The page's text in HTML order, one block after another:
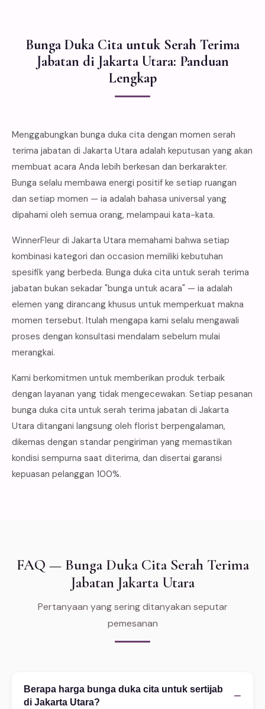
Bunga Duka Cita untuk Serah Terima
Jabatan di Jakarta Utara: Panduan
Lengkap
Menggabungkan bunga duka cita dengan momen serah
terima jabatan di Jakarta Utara adalah keputusan yang akan
membuat acara Anda lebih berkesan dan berkarakter.
Bunga selalu membawa energi positif ke setiap ruangan
dan setiap momen — ia adalah bahasa universal yang
dipahami oleh semua orang, melampaui kata-kata.
WinnerFleur di Jakarta Utara memahami bahwa setiap
kombinasi kategori dan occasion memiliki kebutuhan
spesifik yang berbeda. Bunga duka cita untuk serah terima
jabatan bukan sekadar "bunga untuk acara" — ia adalah
elemen yang dirancang khusus untuk memperkuat makna
momen tersebut. Itulah mengapa kami selalu mengawali
proses dengan konsultasi mendalam sebelum mulai
merangkai.
Kami berkomitmen untuk memberikan produk terbaik
dengan layanan yang tidak mengecewakan. Setiap pesanan
bunga duka cita untuk serah terima jabatan di Jakarta
Utara ditangani langsung oleh florist berpengalaman,
dikemas dengan standar pengiriman yang memastikan
kondisi sempurna saat diterima, dan disertai garansi
kepuasan pelanggan 100%.
FAQ — Bunga Duka Cita Serah Terima
Jabatan Jakarta Utara
Pertanyaan yang sering ditanyakan seputar
pemesanan
Berapa harga bunga duka cita untuk sertijab
di Jakarta Utara?
−